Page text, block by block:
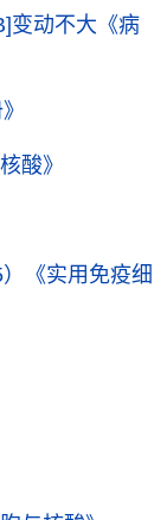
变动不大 《病
酸》
《实用免疫细